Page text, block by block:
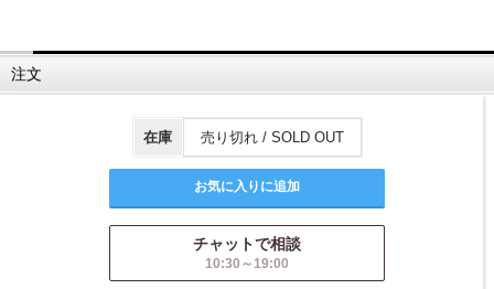
注文
在庫 売り切れ / SOLD OUT
チャットで相談
10:30～19:00